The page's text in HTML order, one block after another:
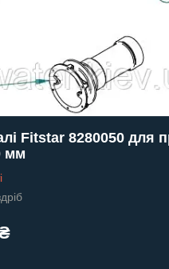
Fitstar 8280050 для
мм